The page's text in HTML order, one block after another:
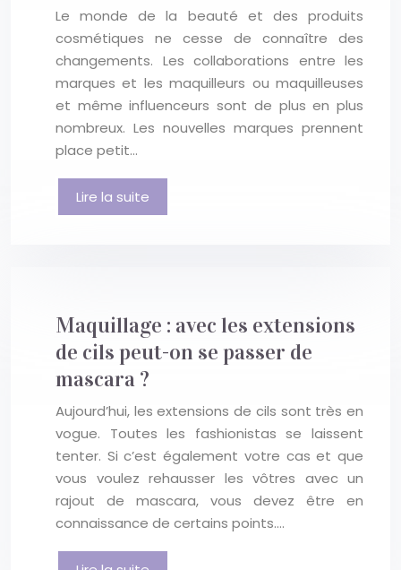
Le monde de la beauté et des produits
cosmétiques ne cesse de connaître des
changements. Les collaborations entre les
marques et les maquilleurs ou maquilleuses
et même influenceurs sont de plus en plus
nombreux. Les nouvelles marques prennent
place petit…
Lire la suite
Maquillage : avec les extensions
de cils peut-on se passer de
mascara ?
Aujourd’hui, les extensions de cils sont très en
vogue. Toutes les fashionistas se laissent
tenter. Si c’est également votre cas et que
vous voulez rehausser les vôtres avec un
rajout de mascara, vous devez être en
connaissance de certains points….